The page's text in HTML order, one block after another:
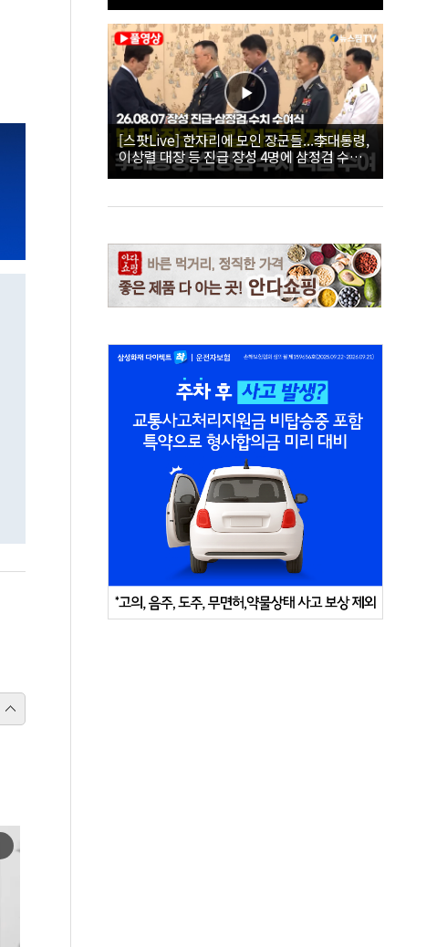
[스팟Live] 한자리에 모인 장군들...李대통령,
이상렬 대장 등 진급 장성 4명에 삼정검 수치
직접 수여｜26.08.07 장성 진급·삼정검 수치